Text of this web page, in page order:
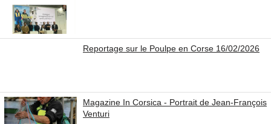
Reportage sur le Poulpe en Corse 16/02/2026
Magazine In Corsica - Portrait de Jean-François
Venturi